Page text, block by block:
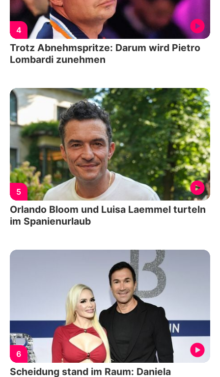
4
Trotz Abnehmspritze: Darum wird Pietro
Lombardi zunehmen
5
Orlando Bloom und Luisa Laemmel turteln
im Spanienurlaub
6
Scheidung stand im Raum: Daniela